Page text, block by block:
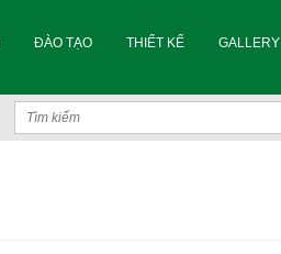
ĐÀO TẠO THIẾT KẾ GALLERY